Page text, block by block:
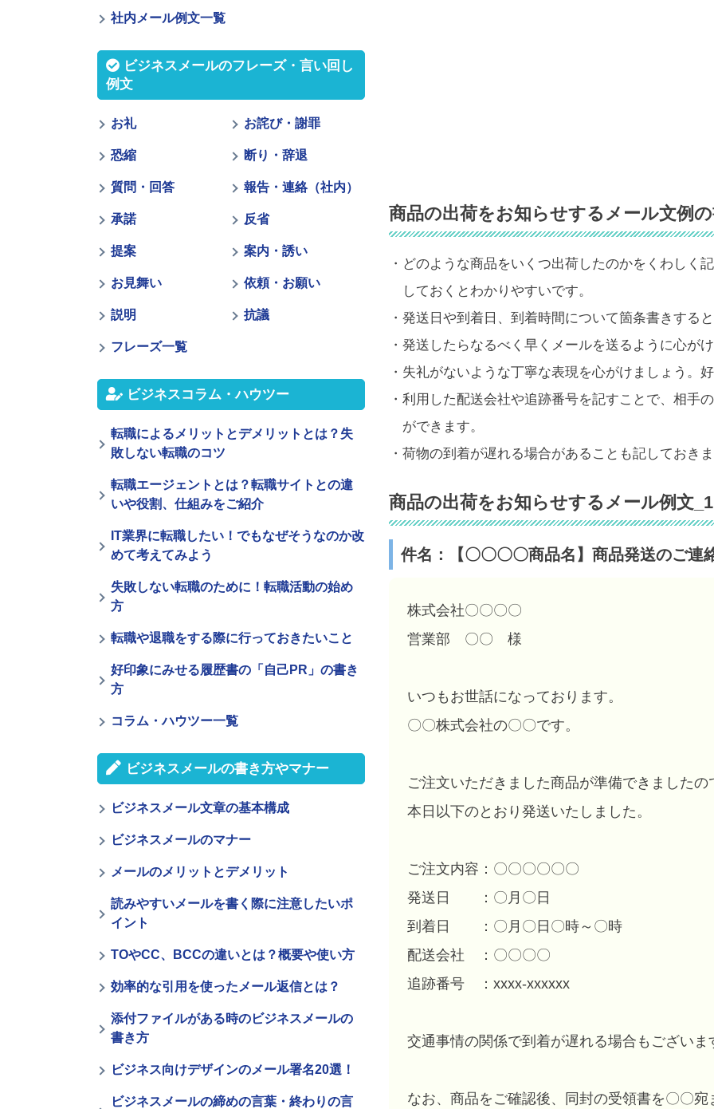
商品の出荷をお知らせするメール文例
・どのような商品をいくつ出荷したのかをくわしく
しておくとわかりやすいです。
・発送日や到着日、到着時間について箇条書きする
・発送したらなるべく早くメールを送るように心がけ
・失礼がないような丁寧な表現を心がけましょう。
・利用した配送会社や追跡番号を記すことで、相手
ができます。
・荷物の到着が遅れる場合があることも記しておきま
商品の出荷をお知らせするメール例文_1
件名：【〇〇〇〇商品名】商品発送のご連
株式会社〇〇〇〇
営業部 〇〇 様
いつもお世話になっております。
〇〇株式会社の〇〇です。
ご注文いただきました商品が準備できましたの
本日以下のとおり発送いたしました。
ご注文内容：〇〇〇〇〇〇
発送日 ：〇月〇日
到着日 ：〇月〇日〇時～〇時
配送会社 ：〇〇〇〇
追跡番号 ：xxxx-xxxxxx
交通事情の関係で到着が遅れる場合もございま
なお、商品をご確認後、同封の受領書を〇〇宛
社内メール例文一覧
ビジネスメールのフレーズ・言い回し
例文
お礼 お詫び・謝罪
恐縮 断り・辞退
質問・回答 報告・連絡（社内）
承諾 反省
提案 案内・誘い
お見舞い 依頼・お願い
説明 抗議
フレーズ一覧
ビジネスコラム・ハウツー
転職によるメリットとデメリットとは？失
敗しない転職のコツ
転職エージェントとは？転職サイトとの違
いや役割、仕組みをご紹介
IT業界に転職したい！でもなぜそうなのか改
めて考えてみよう
失敗しない転職のために！転職活動の始め
方
転職や退職をする際に行っておきたいこと
好印象にみせる履歴書の「自己PR」の書き
方
コラム・ハウツー一覧
ビジネスメールの書き方やマナー
ビジネスメール文章の基本構成
ビジネスメールのマナー
メールのメリットとデメリット
読みやすいメールを書く際に注意したいポ
イント
TOやCC、BCCの違いとは？概要や使い方
効率的な引用を使ったメール返信とは？
添付ファイルがある時のビジネスメールの
書き方
ビジネス向けデザインのメール署名20選！
ビジネスメールの締めの言葉・終わりの言